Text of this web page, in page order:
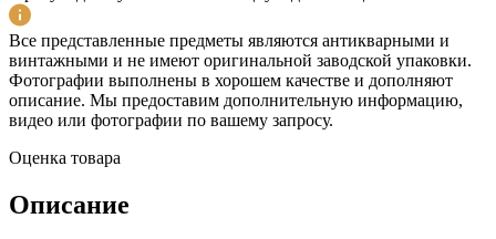
Все представленные предметы являются антикварными и
винтажными и не имеют оригинальной заводской упаковки.
Фотографии выполнены в хорошем качестве и дополняют
описание. Мы предоставим дополнительную информацию,
видео или фотографии по вашему запросу.
Оценка товара
Описание